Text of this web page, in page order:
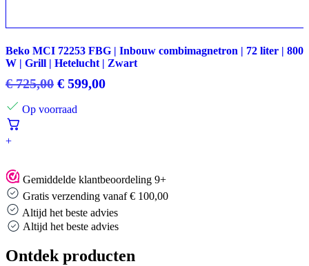
Beko MCI 72253 FBG | Inbouw combimagnetron | 72 liter | 800
W | Grill | Hetelucht | Zwart
€725,00 Oorspronkelijke
was:
€ 599,00Huidige
Op voorraad
+
Gemiddelde klantbeoordeling 9+
Gratis verzending vanaf € 100,00
Altijd het beste advies
Altijd het beste advies
Ontdek producten